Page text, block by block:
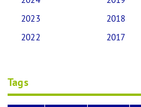
2023
2022
2018
2017
Tags